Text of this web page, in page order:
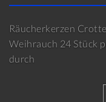
Räucherkerzen
Weihrauch 24 Stück
durch